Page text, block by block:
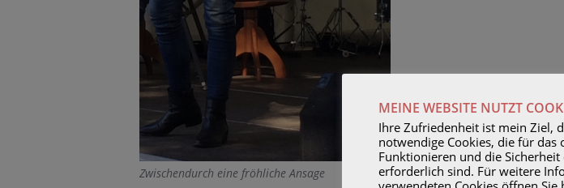
Zwischendurch eine fröhliche Ansage
MEINE WEBSITE NUTZT
Ihre Zufriedenheit ist mein Ziel,
notwendige Cookies, die für das
Funktionieren und die
erforderlich sind. Für weitere